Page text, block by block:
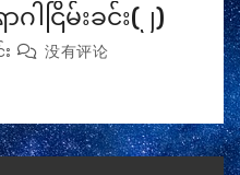
ငြိမ်းခင်း(၂)
没有评论